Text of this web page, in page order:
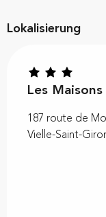
Lokalisierung
Les Maisons
187 route de
Vielle-Saint-